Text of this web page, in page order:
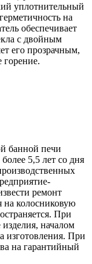
уплотнительный
на
обеспечивает
с двойным
его прозрачным,
горение.
банной печи
5,5 лет со дня
ремонт
на колосниковую
При
началом
изготовления. При
на гарантийный